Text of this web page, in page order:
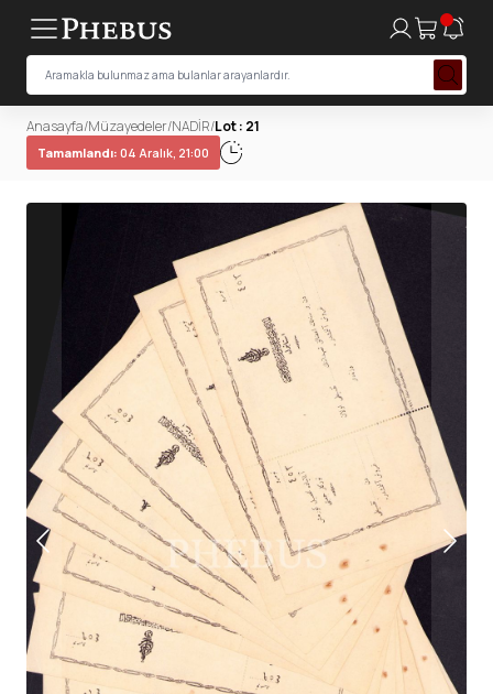
Anasayfa/Müzayedeler/NADİR/Lot : 21
Tamamlandı: 04 Aralık, 21:00